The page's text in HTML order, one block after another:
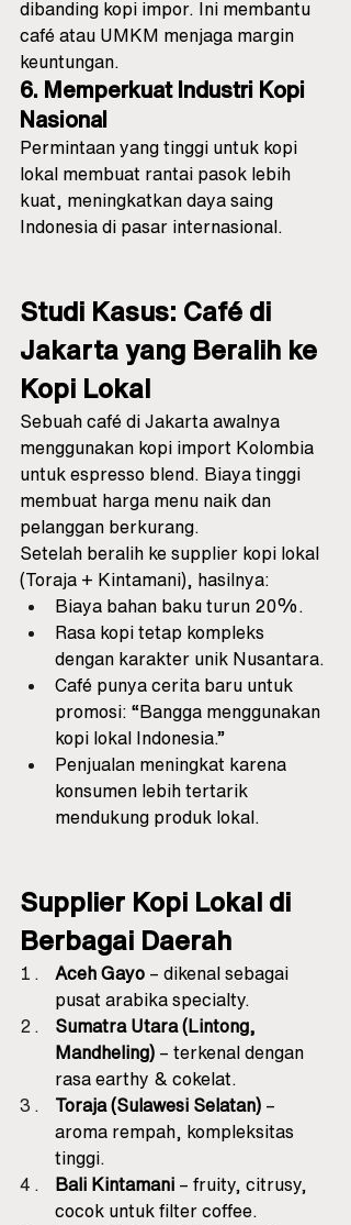
dibanding kopi impor. Ini membantu
café atau UMKM menjaga margin
keuntungan.
6. Memperkuat Industri Kopi
Nasional
Permintaan yang tinggi untuk kopi
lokal membuat rantai pasok lebih
kuat, meningkatkan daya saing
Indonesia di pasar internasional.
Studi Kasus: Café di
Jakarta yang Beralih ke
Kopi Lokal
Sebuah café di Jakarta awalnya
menggunakan kopi import Kolombia
untuk espresso blend. Biaya tinggi
membuat harga menu naik dan
pelanggan berkurang.
Setelah beralih ke supplier kopi lokal
(Toraja + Kintamani), hasilnya:
Biaya bahan baku turun 20%.
Rasa kopi tetap kompleks
dengan karakter unik Nusantara.
Café punya cerita baru untuk
promosi: “Bangga menggunakan
kopi lokal Indonesia.”
Penjualan meningkat karena
konsumen lebih tertarik
mendukung produk lokal.
Supplier Kopi Lokal di
Berbagai Daerah
Aceh Gayo – dikenal sebagai
pusat arabika specialty.
Sumatra Utara (Lintong,
Mandheling) – terkenal dengan
rasa earthy & cokelat.
Toraja (Sulawesi Selatan) –
aroma rempah, kompleksitas
tinggi.
Bali Kintamani – fruity, citrusy,
cocok untuk filter coffee.